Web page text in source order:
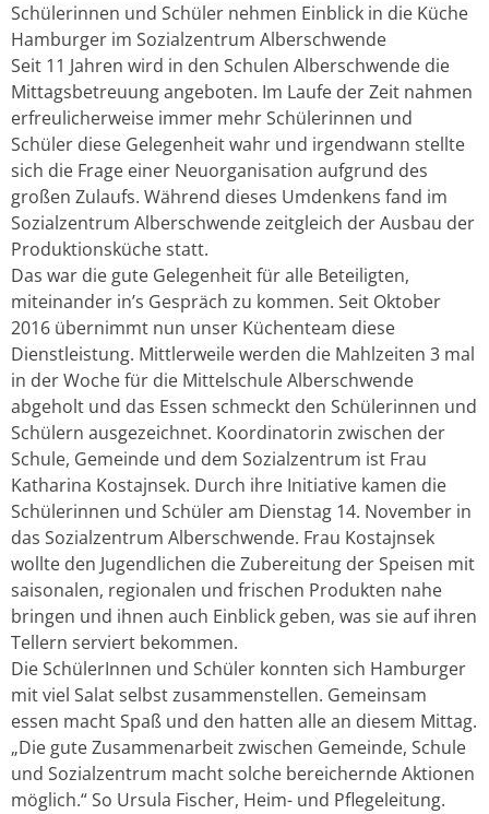
Schülerinnen und Schüler nehmen Einblick in die Küche
Hamburger im Sozialzentrum Alberschwende
Seit 11 Jahren wird in den Schulen Alberschwende die
Mittagsbetreuung angeboten. Im Laufe der Zeit nahmen
erfreulicherweise immer mehr Schülerinnen und
Schüler diese Gelegenheit wahr und irgendwann stellte
sich die Frage einer Neuorganisation aufgrund des
großen Zulaufs. Während dieses Umdenkens fand im
Sozialzentrum Alberschwende zeitgleich der Ausbau der
Produktionsküche statt.
Das war die gute Gelegenheit für alle Beteiligten,
miteinander in’s Gespräch zu kommen. Seit Oktober
2016 übernimmt nun unser Küchenteam diese
Dienstleistung. Mittlerweile werden die Mahlzeiten 3 mal
in der Woche für die Mittelschule Alberschwende
abgeholt und das Essen schmeckt den Schülerinnen und
Schülern ausgezeichnet. Koordinatorin zwischen der
Schule, Gemeinde und dem Sozialzentrum ist Frau
Katharina Kostajnsek. Durch ihre Initiative kamen die
Schülerinnen und Schüler am Dienstag 14. November in
das Sozialzentrum Alberschwende. Frau Kostajnsek
wollte den Jugendlichen die Zubereitung der Speisen mit
saisonalen, regionalen und frischen Produkten nahe
bringen und ihnen auch Einblick geben, was sie auf ihren
Tellern serviert bekommen.
Die SchülerInnen und Schüler konnten sich Hamburger
mit viel Salat selbst zusammenstellen. Gemeinsam
essen macht Spaß und den hatten alle an diesem Mittag.
„Die gute Zusammenarbeit zwischen Gemeinde, Schule
und Sozialzentrum macht solche bereichernde Aktionen
möglich.“ So Ursula Fischer, Heim- und Pflegeleitung.